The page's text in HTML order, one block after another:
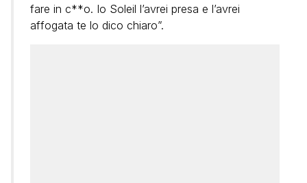
fare in c**o. Io Soleil l’avrei presa e l’avrei
affogata te lo dico chiaro”.